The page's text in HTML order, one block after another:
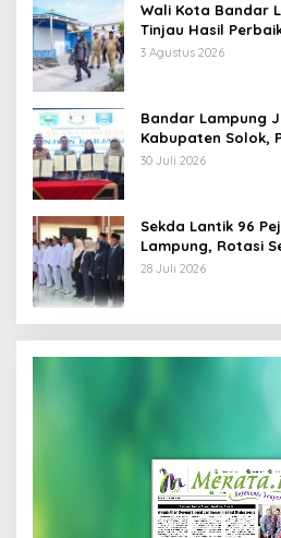
Wali Kota Bandar
Tinjau Hasil
Way Laga
3 Agustus 2026
Bandar Lampung
Kabupaten Solok,
Pangan dan
30 Juli 2026
Sekda Lantik 96
Lampung, Rotasi
Lurah
28 Juli 2026